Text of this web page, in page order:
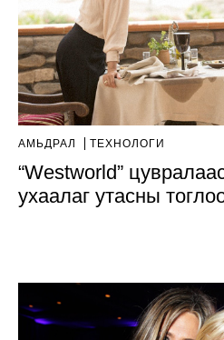
АМЬДРАЛ ТЕХНОЛОГИ
“Westworld”
ухаалаг утасны